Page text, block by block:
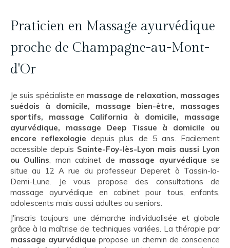
Praticien en Massage ayurvédique
proche de Champagne-au-Mont-
d'Or
Je suis spécialiste en massage de relaxation, massages
suédois à domicile, massage bien-être, massages
sportifs, massage California à domicile, massage
ayurvédique, massage Deep Tissue à domicile ou
encore reflexologie depuis plus de 5 ans. Facilement
accessible depuis Sainte-Foy-lès-Lyon mais aussi Lyon
ou Oullins, mon cabinet de massage ayurvédique se
situe au 12 A rue du professeur Deperet à Tassin-la-
Demi-Lune. Je vous propose des consultations de
massage ayurvédique en cabinet pour tous, enfants,
adolescents mais aussi adultes ou seniors.
J'inscris toujours une démarche individualisée et globale
grâce à la maîtrise de techniques variées. La thérapie par
massage ayurvédique propose un chemin de conscience